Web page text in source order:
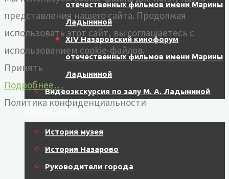
отечественных фильмов имени Марины
Ладыниной
XIV Назаровский кинофорум
отечественных фильмов имени Марины
Ладыниной
Видеоэкскурсия по залу М. А. Ладыниной
Краеведение
История музея
История Назарово
Руководители города
представления нашего сайта. Продолжая
использовать этот сайт, вы соглашаетесь с
использованием cookie-файлов.
Принять
Подробнее…
Политика конфиденциальности